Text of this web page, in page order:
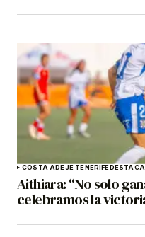
COSTA ADEJE TENERIFE
Aithiara: “No solo
celebramos la